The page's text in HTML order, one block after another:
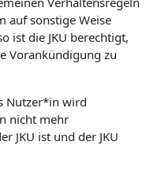
auf sonstige Weise
ist die JKU berechtigt,
Vorankündigung zu
Nutzer*in wird
nicht mehr
JKU ist und der JKU